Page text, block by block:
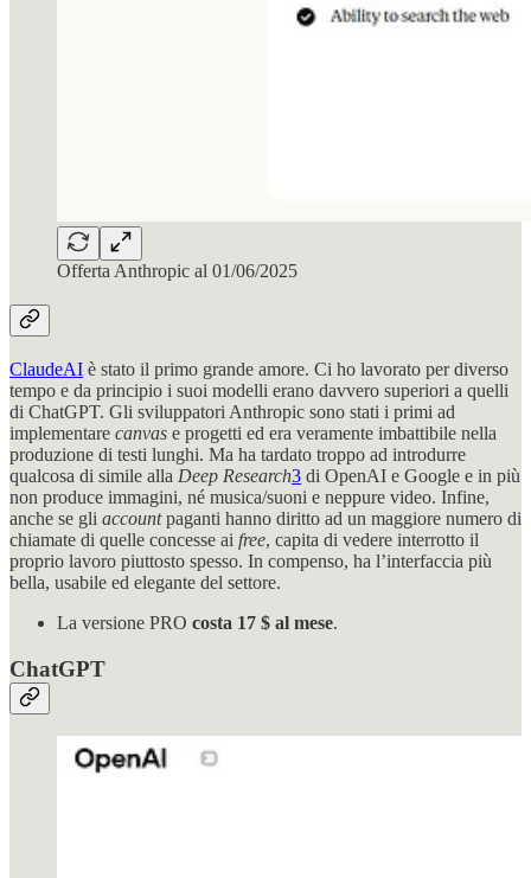
Offerta Anthropic al 01/06/2025
ClaudeAI è stato il primo grande amore. Ci ho lavorato per diverso
tempo e da principio i suoi modelli erano davvero superiori a quelli
di ChatGPT. Gli sviluppatori Anthropic sono stati i primi ad
implementare canvas e progetti ed era veramente imbattibile nella
produzione di testi lunghi. Ma ha tardato troppo ad introdurre
qualcosa di simile alla Deep Research3 di OpenAI e Google e in più
non produce immagini, né musica/suoni e neppure video. Infine,
anche se gli accountpaganti hanno diritto ad un maggiore numero di
chiamate di quelle concesse ai free, capita di vedere interrotto il
proprio lavoro piuttosto spesso. In compenso, ha l’interfaccia più
bella, usabile ed elegante del settore.
La versione PRO costa 17 $ al mese.
ChatGPT